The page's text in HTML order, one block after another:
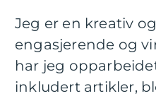
Jeg er en kreativ
engasjerende og
har jeg
inkludert artikler,